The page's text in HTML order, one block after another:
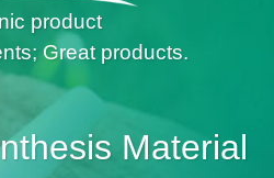
product
Great products.
Material